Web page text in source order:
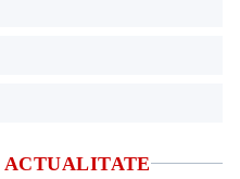
ACTUALITATE